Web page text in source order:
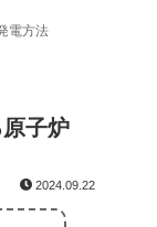
電方法
子炉
2024.09.22